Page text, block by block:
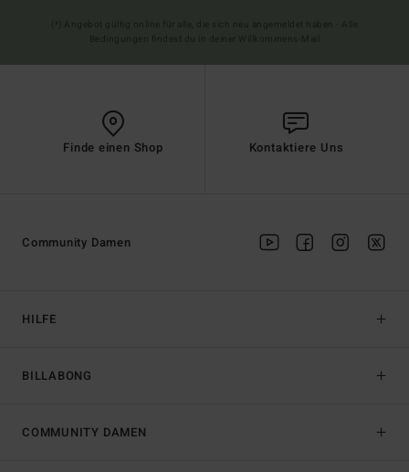
Finde einen Shop Kontaktiere Uns
HILFE
BILLABONG
Community Damen
COMMUNITY DAMEN